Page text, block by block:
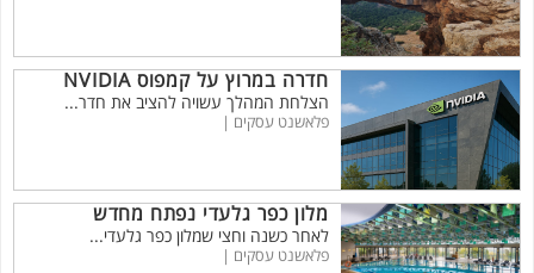
חדרה במרוץ על קמפוס NVIDIA
הצלחת המהלך עשויה להציב את חדר...
פלאשנט עסקים |
מלון כפר גלעדי נפתח מחדש
לאחר כשנה וחצי שמלון כפר גלעדי...
פלאשנט עסקים |